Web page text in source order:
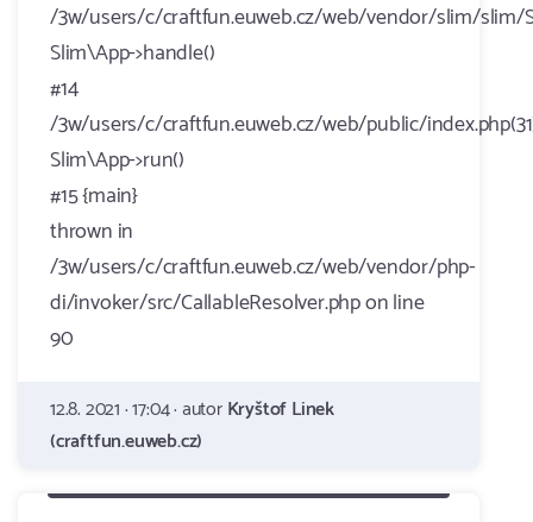
/3w/users/c/craftfun.euweb.cz/web/vendor/slim/slim/
Slim\App->handle()
#14
/3w/users/c/craftfun.euweb.cz/web/public/
Slim\App->run()
#15 {main}
thrown in
/3w/users/c/craftfun.euweb.cz/web/vendor/php-
di/invoker/src/CallableResolver.php on line
90
12.8. 2021 · 17:04 · autorKryštof Linek
(craftfun.euweb.cz)